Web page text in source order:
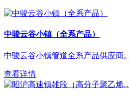
中骏云谷小镇（全系产品）
中骏云谷小镇管道全系产品供应商。
查看详情